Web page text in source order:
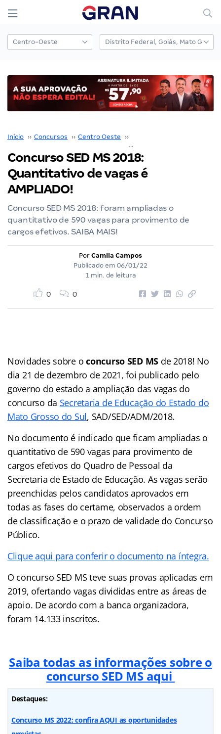
Início ›› Concursos ›› Centro Oeste ››
Concurso SED MS 2018:
Quantitativo de vagas é
AMPLIADO!
Concurso SED MS 2018: foram ampliadas o
quantitativo de 590 vagas para provimento de
cargos efetivos. SAIBA MAIS!
Por Camila Campos
Publicado em 06/01/22
1 min. de leitura
0 0
Novidades sobre oconcurso SED MS de 2018! No
dia 21 de dezembro de 2021, foi publicado pelo
governo do estado a ampliação das vagas do
concurso da Secretaria de Educação do Estado do
Mato Grosso do Sul, SAD/SED/ADM/2018.
No documento é indicado que ficam ampliadas o
quantitativo de 590 vagas para provimento de
cargos efetivos do Quadro de Pessoal da
Secretaria de Estado de Educação. As vagas serão
preenchidas pelos candidatos aprovados em
todas as fases do certame, observados a ordem
de classificação e o prazo de validade do Concurso
Público.
Clique aqui para conferir o documento na íntegra.
O concurso SED MS teve suas provas aplicadas em
2019, ofertando vagas divididas entre as áreas de
apoio. De acordo com a banca organizadora,
foram 14.133 inscritos.
Saiba todas as informações sobre o
concurso SED MS aqui
Destaques:
Concurso MS 2022: confira AQUI as oportunidades